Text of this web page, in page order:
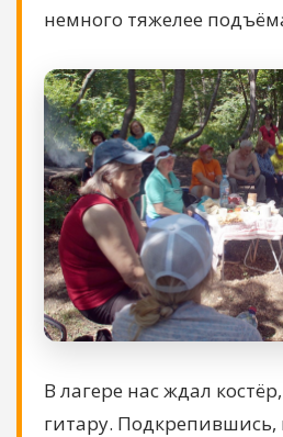
немного тяжелее
В лагере нас ждал
гитару. Подкрепившись,